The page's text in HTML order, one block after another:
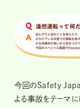
今回のSafety
よる事故をテーマに